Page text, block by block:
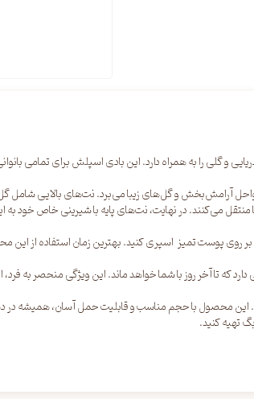
آرامش‌بخش و گل‌های زیبا می‌برد. نت‌های بالایی
می‌کنند. در نهایت، نت‌های پایه با شیرینی خاص خود
روی پوست تمیز اسپری کنید. بهترین زمان استفاده از
این محصول با حجم مناسب و قابلیت حمل آسان،
تهیه کنید.